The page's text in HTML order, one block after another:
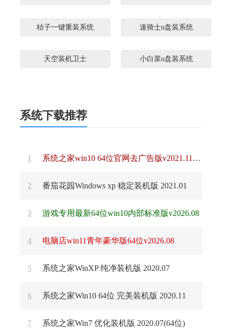
桔子一键重装系统 速骑士u盘装系统
天空装机卫士 小白菜u盘装系统
系统下载推荐
1 系统之家win10 64位官网去广告版v2021.11免激活
2 番茄花园Windows xp 稳定装机版 2021.01
3 游戏专用最新64位win10内部标准版v2026.08
4 电脑店win11青年豪华版64位v2026.08
5 系统之家WinXP 纯净装机版 2020.07
6 系统之家Win10 64位 完美装机版 2020.11
7 系统之家Win7 优化装机版 2020.07(64位)